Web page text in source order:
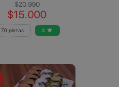
$20.990
$15.000
70 piezas 4